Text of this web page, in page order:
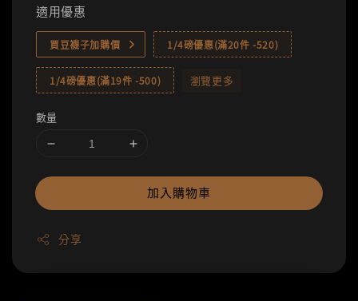
適用優惠
買豆襪子加購價 1/4磅優惠(滿20件 -520)
1/4磅優惠(滿19件 -500) 瀏覽更多
數量
加入購物車
分享